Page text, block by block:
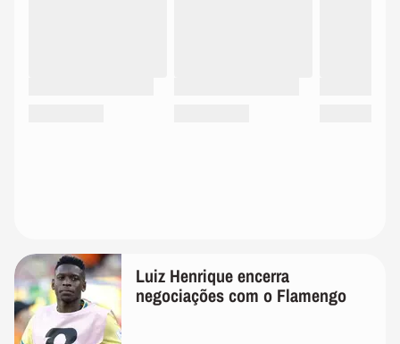
Luiz Henrique encerra
negociações com o Flamengo